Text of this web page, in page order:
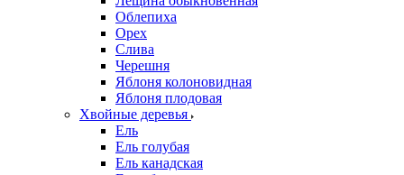
Облепиха
Орех
Слива
Черешня
Яблоня колоновидная
Яблоня плодовая
Хвойные деревья
Ель
Ель голубая
Ель канадская